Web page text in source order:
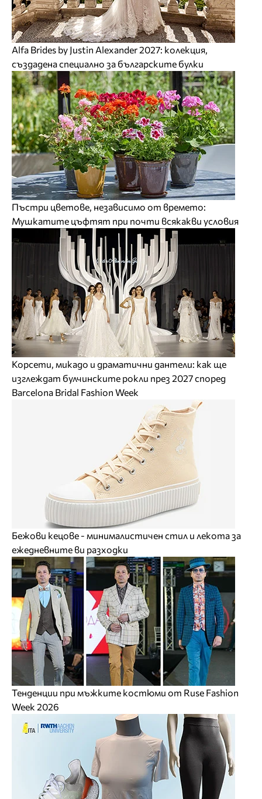
Alfa Brides by Justin Alexander 2027: колекция,
създадена специално за българските булки
Пъстри цветове, независимо от времето:
Мушкатите цъфтят при почти всякакви условия
Корсети, микадо и драматични дантели: как ще
изглеждат булчинските рокли през 2027 според
Barcelona Bridal Fashion Week
Бежови кецове - минималистичен стил и лекота за
ежедневните ви разходки
Тенденции при мъжките костюми от Ruse Fashion
Week 2026